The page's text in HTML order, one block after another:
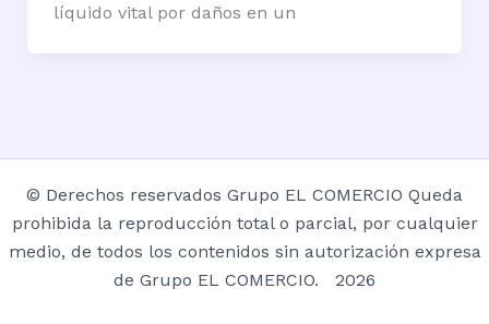
líquido vital por daños en un
© Derechos reservados Grupo EL COMERCIO Queda
prohibida la reproducción total o parcial, por cualquier
medio, de todos los contenidos sin autorización expresa
de Grupo EL COMERCIO. 2026